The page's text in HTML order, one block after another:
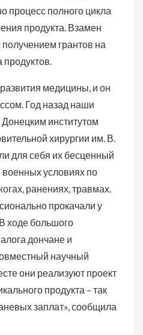
процесс полного цикла
продукта. Взамен
грантов на
продуктов.
медицины, и он
Год назад наши
институтом
хирургии им. В.
для себя их бесценный
условиях по
ранениях, травмах.
прокачали у
ходе большого
дончане и
научный
они реализуют проект
продукта – так
заплат», сообщила